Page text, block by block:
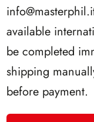
available
be completed
shipping
before payment.